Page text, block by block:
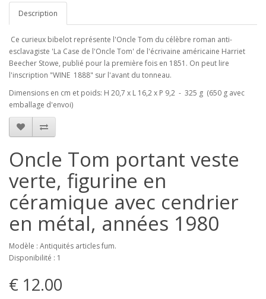
Description
Ce curieux bibelot représente l'Oncle Tom du célèbre roman anti-
esclavagiste 'La Case de l'Oncle Tom' de l'écrivaine américaine Harriet
Beecher Stowe, publié pour la première fois en 1851. On peut lire
l'inscription "WINE 1888" sur l'avant du tonneau.
Dimensions en cm et poids: H 20,7 x L 16,2 x P 9,2 - 325 g (650 g avec
emballage d'envoi)
Oncle Tom portant veste
verte, figurine en
céramique avec cendrier
en métal, années 1980
Modèle : Antiquités articles fum.
Disponibilité : 1
€ 12.00